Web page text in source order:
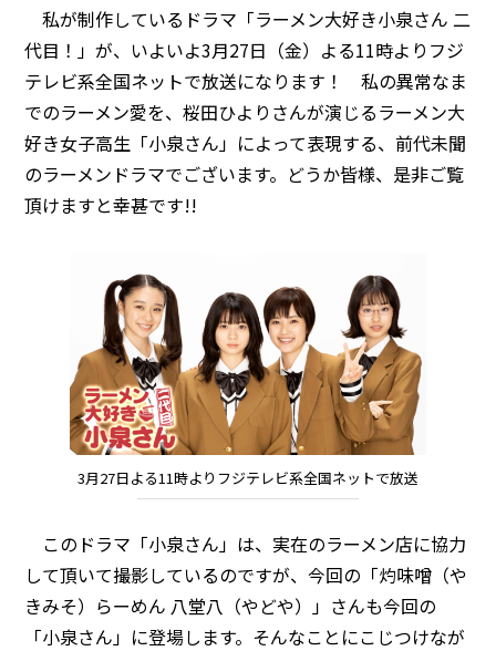
私が制作しているドラマ「ラーメン大好き小泉さん 二
代目！」が、いよいよ3月27日（金）よる11時よりフジ
テレビ系全国ネットで放送になります！ 私の異常なま
でのラーメン愛を、桜田ひよりさんが演じるラーメン大
好き女子高生「小泉さん」によって表現する、前代未聞
のラーメンドラマでございます。どうか皆様、是非ご覧
頂けますと幸甚です!!
3月27日よる11時よりフジテレビ系全国ネットで放送
このドラマ「小泉さん」は、実在のラーメン店に協力
して頂いて撮影しているのですが、今回の「灼味噌（や
きみそ）らーめん 八堂八（やどや）」さんも今回の
「小泉さん」に登場します。そんなことにこじつけなが